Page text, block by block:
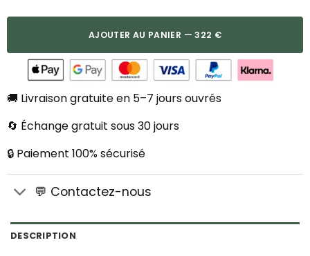
AJOUTER AU PANIER — 322 €
🚚 Livraison gratuite en 5–7 jours ouvrés
🔄 Échange gratuit sous 30 jours
🔒 Paiement 100% sécurisé
💬 Contactez-nous
DESCRIPTION